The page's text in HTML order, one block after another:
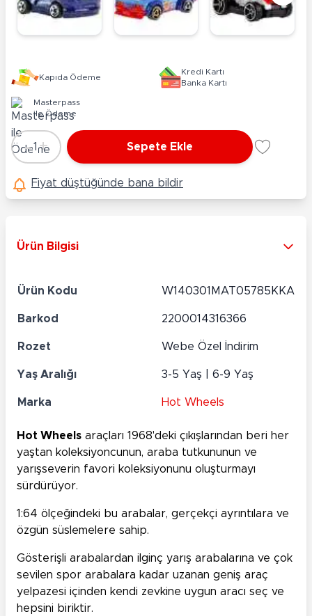
Kapıda Ödeme
Kredi Kartı
Banka Kartı
Masterpass
ile Ödeme
Adet
-1 + Sepete Ekle
Fiyat düştüğünde bana bildir
Ürün Bilgisi
Ürün Kodu W140301MAT05785KKA
Barkod 2200014316366
Rozet Webe Özel İndirim
Yaş Aralığı 3-5 Yaş | 6-9 Yaş
Marka Hot Wheels
Hot Wheels araçları 1968'deki çıkışlarından beri her
yaştan koleksiyoncunun, araba tutkununun ve
yarışseverin favori koleksiyonunu oluşturmayı
sürdürüyor.
1:64 ölçeğindeki bu arabalar, gerçekçi ayrıntılara ve
özgün süslemelere sahip.
Gösterişli arabalardan ilginç yarış arabalarına ve çok
sevilen spor arabalara kadar uzanan geniş araç
yelpazesi içinden kendi zevkine uygun aracı seç ve
hepsini biriktir.